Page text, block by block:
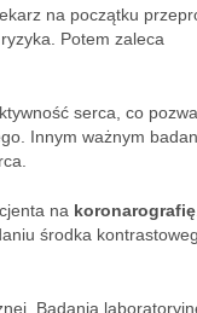
na początku
Potem zaleca
serca, co
Innym ważnym
na koronarografię
środka
Badania